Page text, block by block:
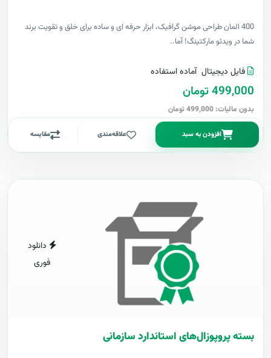
400 المان طراحی موشن گرافیک، ابزار حرفه ای و ساده برای خلق و تقویت برند
شما در ویدئو مارکتینگ! آما..
فایل دیجیتال آماده استفاده
499,000 تومان
بدون مالیات: 499,000 تومان
افزودن به سبد علاقه‌مندی مقایسه
دانلود
فوری
بسته پروپوزال‌های استاندارد سازمانی